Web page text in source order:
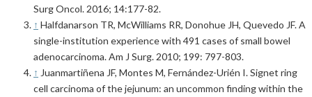
Surg Oncol. 2016; 14:177-82.
↑ Halfdanarson TR, McWilliams RR, Donohue JH, Quevedo JF. A
single-institution experience with 491 cases of small bowel
adenocarcinoma. Am J Surg. 2010; 199: 797-803.
↑ Juanmartiñena JF, Montes M, Fernández-Urién I. Signet ring
cell carcinoma of the jejunum: an uncommon finding within the